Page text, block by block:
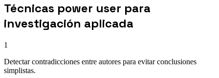
Técnicas power user para
investigación aplicada
1
Detectar contradicciones entre autores para evitar conclusiones
simplistas.